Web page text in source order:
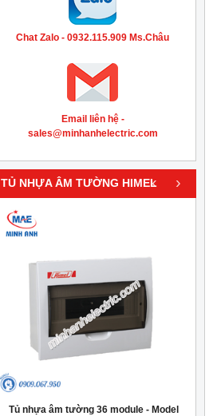
Chat Zalo - 0932.115.909 Ms.Châu
Email liên hệ -
sales@minhanhelectric.com
TỦ NHỰA ÂM TƯỜNG HIMEL
Tủ nhựa âm tường 36 module - Model
‹ ›